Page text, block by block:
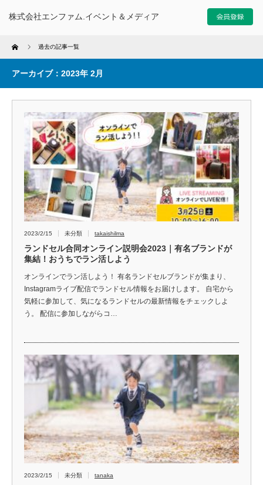
株式会社エンファム.イベント＆メディア
Home 過去の記事一覧
アーカイブ：2023年 2月
2023/2/15 未分類 takaishilma
ランドセル合同オンライン説明会2023｜有名ブランドが
集結！おうちでラン活しよう
オンラインでラン活しよう！ 有名ランドセルブランドが集まり、
Instagramライブ配信でランドセル情報をお届けします。 自宅から
気軽に参加して、気になるランドセルの最新情報をチェックしよ
う。 配信に参加しながらコ…
2023/2/15 未分類 tanaka